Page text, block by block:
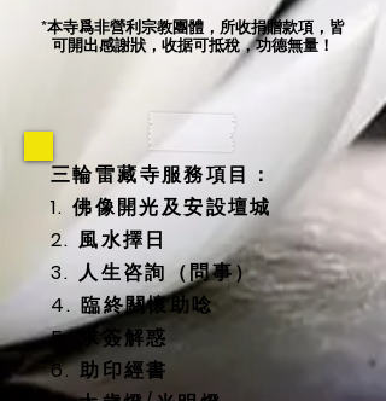
*本寺爲非營利宗教團體，所收捐贈款項，皆
可開出感謝狀，收据可抵稅，功德無量！
三輪雷藏寺服務項目：
1. 佛像開光及安設壇城
2. 風水擇日
3. 人生咨詢（問事）
4. 臨終關懷助唸
5. 求簽解惑
6. 助印經書